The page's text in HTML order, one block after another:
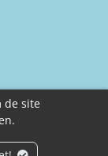
de site